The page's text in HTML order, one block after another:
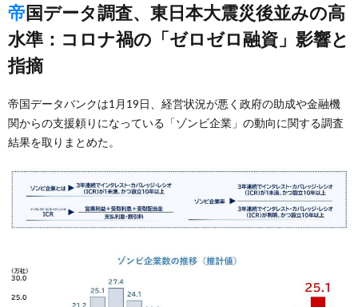
帝国データ調査、東日本大震災後並みの高
水準：コロナ禍の「ゼロゼロ融資」影響と
指摘
帝国データバンクは1月19日、経営状況が悪く政府の助成や金融機
関からの支援頼りになっている「ゾンビ企業」の動向に関する調査
結果を取りまとめた。